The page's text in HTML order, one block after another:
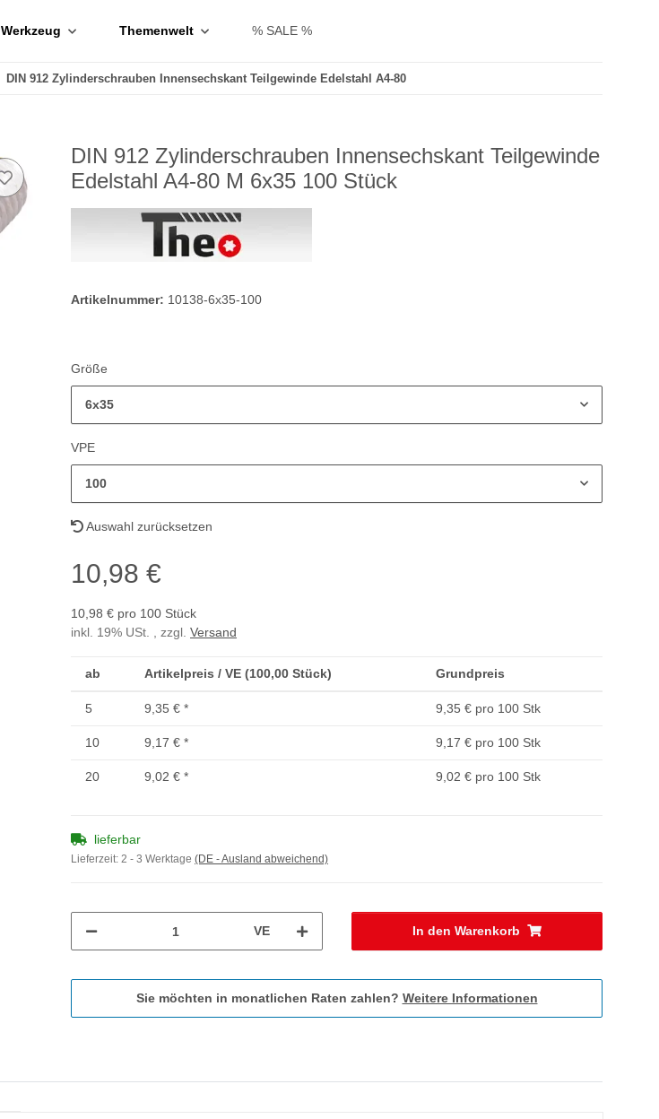
Werkzeug Themenwelt % SALE %
DIN 912 Zylinderschrauben Innensechskant Teilgewinde Edelstahl A4-80
DIN 912 Zylinderschrauben Innensechskant Teilgewinde
Edelstahl A4-80 M 6x35 100 Stück
Artikelnummer: 10138-6x35-100
Größe
6x35
VPE
100
Auswahl zurücksetzen
10,98 €
10,98 € pro 100 Stück
inkl. 19% USt. , zzgl. Versand
ab Artikelpreis / VE (100,00 Stück) Grundpreis
5 9,35 € * 9,35 € pro 100 Stk
10 9,17 € * 9,17 € pro 100 Stk
20 9,02 € * 9,02 € pro 100 Stk
lieferbar
Lieferzeit: 2 - 3 Werktage (DE - Ausland abweichend)
VE In den Warenkorb
Sie möchten in monatlichen Raten zahlen? Weitere Informationen